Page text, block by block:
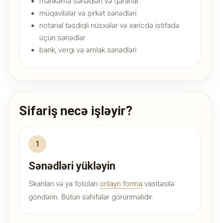
müqavilələr və şirkət sənədləri
notarial təsdiqli nüsxələr və xaricdə istifadə
üçün sənədlər
bank, vergi və əmlak sənədləri
Sifariş necə işləyir?
Sənədləri yükləyin
Skanları və ya fotoları onlayn forma vasitəsilə
göndərin. Bütün səhifələr görünməlidir.